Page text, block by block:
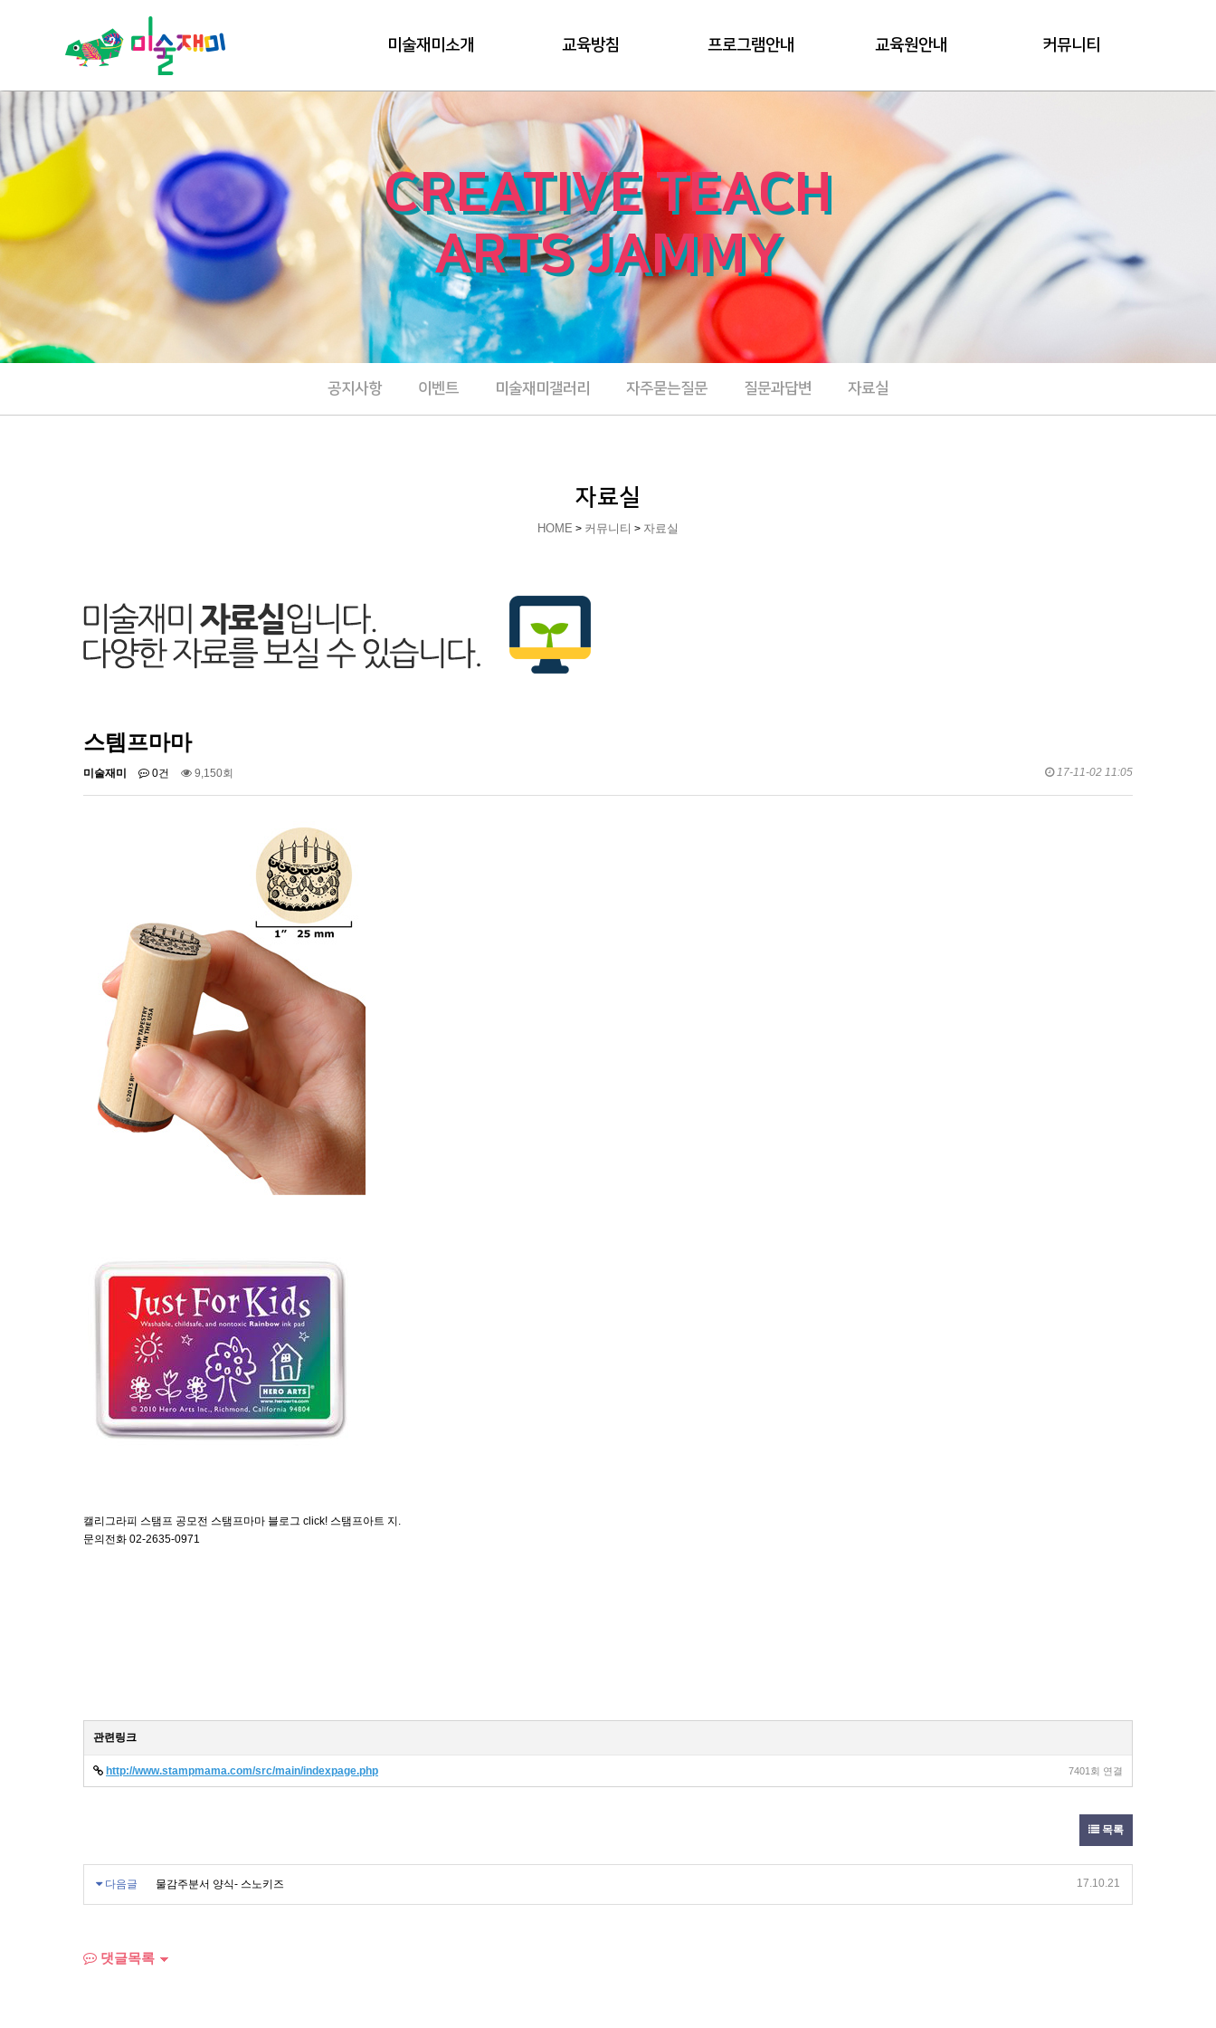
미술재미소개 교육방침 프로그램안내 교육원안내 커뮤니티
CREATIVE TEACH
ARTS JAMMY
공지사항 이벤트 미술재미갤러리 자주묻는질문 질문과답변 자료실
자료실
HOME > 커뮤니티 > 자료실
스템프마마
미술재미 0건 9,150회 17-11-02 11:05
캘리그라피 스탬프 공모전 스탬프마마 블로그 click! 스탬프아트 지.
문의전화 02-2635-0971
관련링크
http://www.stampmama.com/src/main/indexpage.php 7401회 연결
목록
다음글 물감주분서 양식- 스노키즈 17.10.21
댓글목록